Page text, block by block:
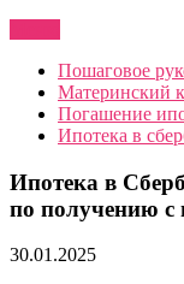
Пошаговое
Материнский
Погашение
Ипотека в
Ипотека в
по получению с
30.01.2025